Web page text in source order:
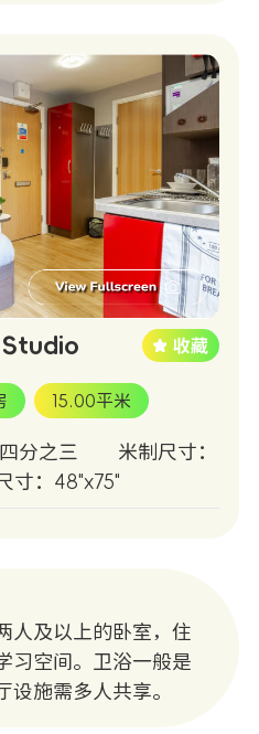
15.00平米
分之三
米制尺寸：
寸：48"x75"
人及以上的卧室，住
习空间。卫浴一般是
设施需多人共享。